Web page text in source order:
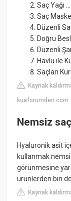
Saç Yağı ...
Saç
Düzenli
Doğru
Düzenli
Havlu ile
Saçları
Kaynak
kuaforumden.com
Nemsiz
Hyaluronik asit
kullanmak
görünmesine
ürünlerden biri
Kaynak